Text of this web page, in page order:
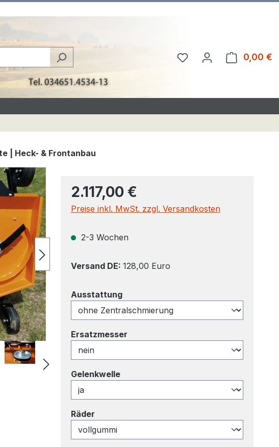
Du hast 0 Produkte
0,00 €
| Heck- & Frontanbau
2.117,00 €
Preise inkl. MwSt. zzgl. Versandkosten
2-3 Wochen
Versand DE: 128,00 Euro
Ausstattungauswählen
Ersatzmesserauswählen
Gelenkwelleauswählen
Räderauswählen